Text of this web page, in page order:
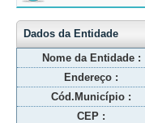
Dados da Entidade
Nome da Entidade :
Endereço :
Cód.Município :
CEP :